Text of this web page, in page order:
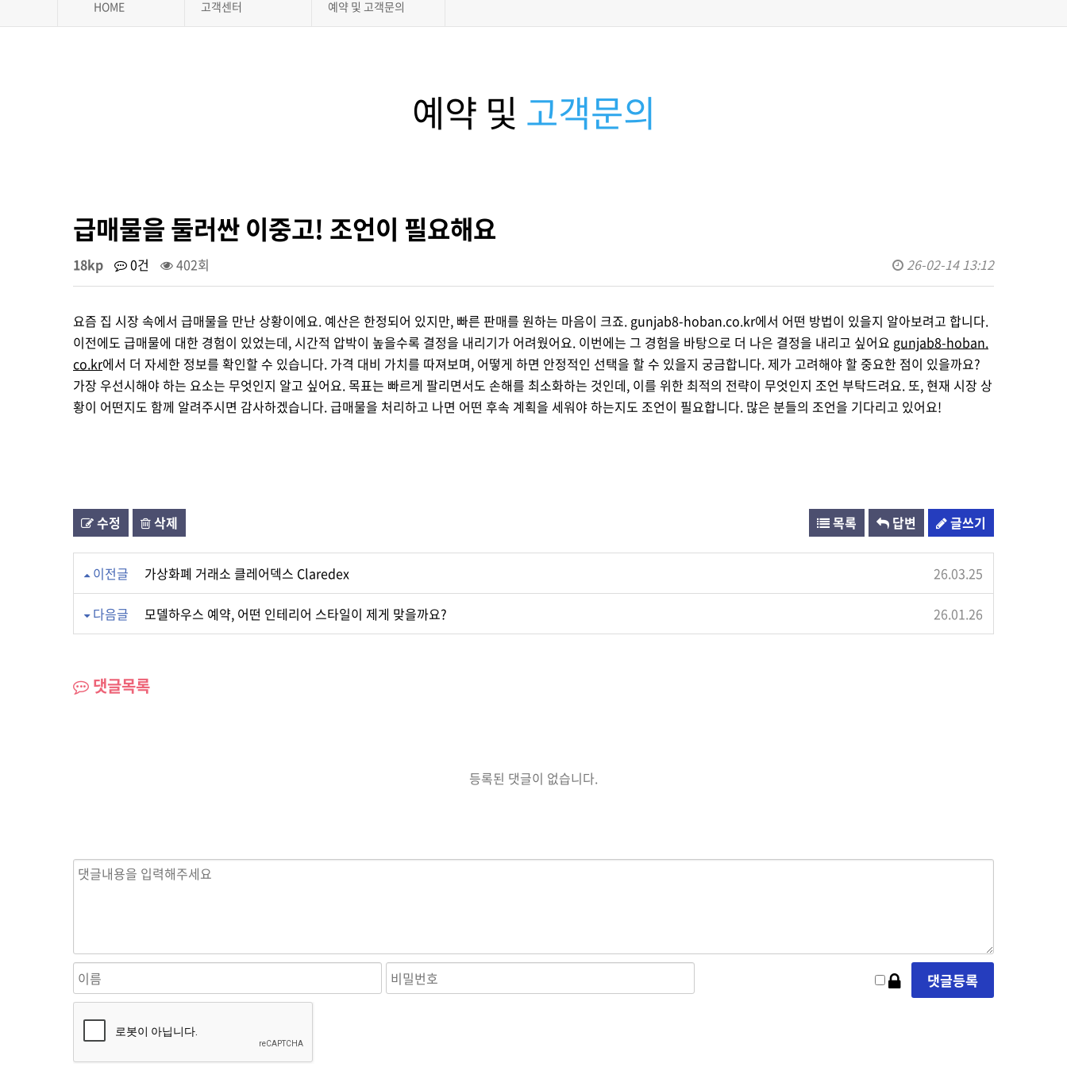
HOME 고객센터 예약 및 고객문의
예약 및 고객문의
급매물을 둘러싼 이중고! 조언이 필요해요
18kp 0건 402회 26-02-14 13:12
요즘 집 시장 속에서 급매물을 만난 상황이에요. 예산은 한정되어 있지만, 빠른 판매를 원하는 마음이 크죠. gunjab8-hoban.co.kr에서 어떤 방법이 있을지 알아보려고 합니다.
이전에도 급매물에 대한 경험이 있었는데, 시간적 압박이 높을수록 결정을 내리기가 어려웠어요. 이번에는 그 경험을 바탕으로 더 나은 결정을 내리고 싶어요 gunjab8-hoban.
co.kr에서 더 자세한 정보를 확인할 수 있습니다. 가격 대비 가치를 따져보며, 어떻게 하면 안정적인 선택을 할 수 있을지 궁금합니다. 제가 고려해야 할 중요한 점이 있을까요?
가장 우선시해야 하는 요소는 무엇인지 알고 싶어요. 목표는 빠르게 팔리면서도 손해를 최소화하는 것인데, 이를 위한 최적의 전략이 무엇인지 조언 부탁드려요. 또, 현재 시장 상
황이 어떤지도 함께 알려주시면 감사하겠습니다. 급매물을 처리하고 나면 어떤 후속 계획을 세워야 하는지도 조언이 필요합니다. 많은 분들의 조언을 기다리고 있어요!
수정 삭제 목록 답변 글쓰기
이전글 가상화폐 거래소 클레어덱스 Claredex 26.03.25
다음글 모델하우스 예약, 어떤 인테리어 스타일이 제게 맞을까요? 26.01.26
댓글목록
등록된 댓글이 없습니다.